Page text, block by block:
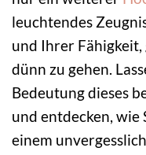
leuchtendes
und Ihrer
dünn zu gehen.
Bedeutung dieses
und entdecken, wie
einem